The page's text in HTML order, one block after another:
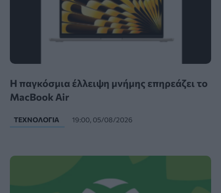
Η παγκόσμια έλλειψη μνήμης επηρεάζει το
MacBook Air
ΤΕΧΝΟΛΟΓΊΑ 19:00, 05/08/2026